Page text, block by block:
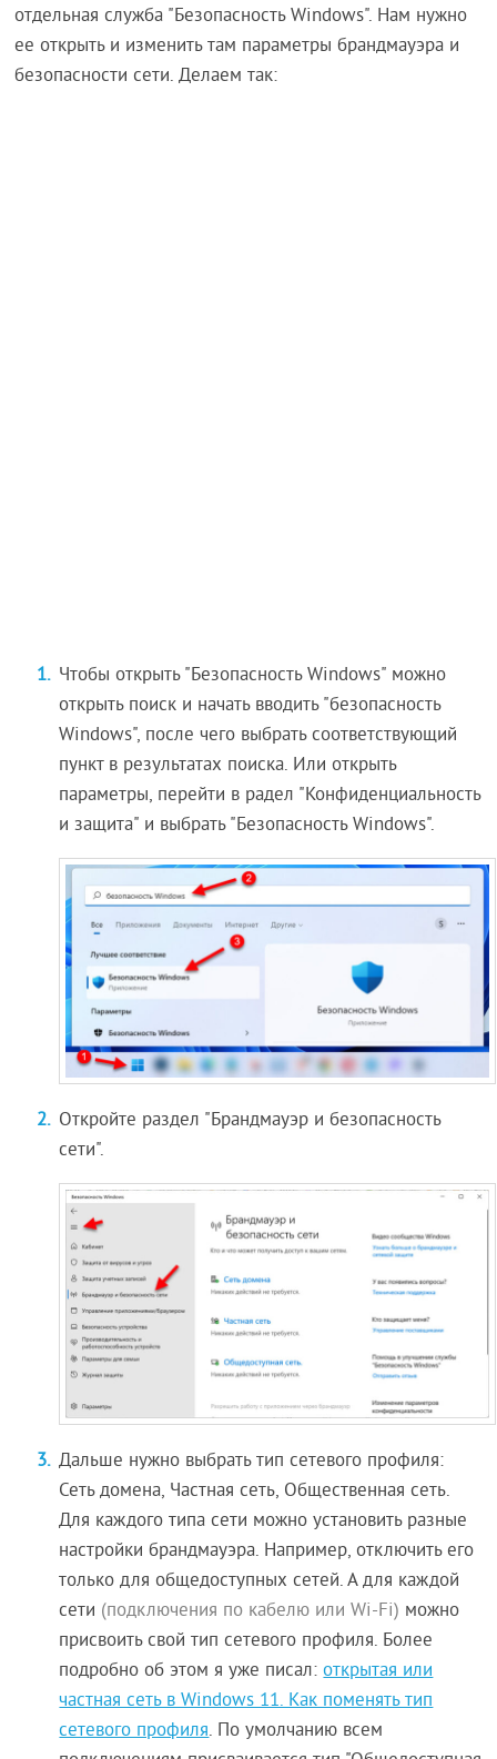
отдельная служба "Безопасность Windows". Нам нужно
ее открыть и изменить там параметры брандмауэра и
безопасности сети. Делаем так:
Чтобы открыть "Безопасность Windows" можно
открыть поиск и начать вводить "безопасность
Windows", после чего выбрать соответствующий
пункт в результатах поиска. Или открыть
параметры, перейти в радел "Конфиденциальность
и защита" и выбрать "Безопасность Windows".
Откройте раздел "Брандмауэр и безопасность
сети".
Дальше нужно выбрать тип сетевого профиля:
Сеть домена, Частная сеть, Общественная сеть.
Для каждого типа сети можно установить разные
настройки брандмауэра. Например, отключить его
только для общедоступных сетей. А для каждой
сети (подключения по кабелю или Wi-Fi) можно
присвоить свой тип сетевого профиля. Более
подробно об этом я уже писал:открытая или
частная сеть в Windows 11. Как поменять тип
сетевого профиля. По умолчанию всем